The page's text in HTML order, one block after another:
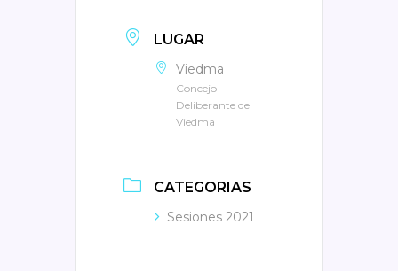
LUGAR
Viedma
Concejo
Deliberante de
Viedma
CATEGORIAS
Sesiones 2021